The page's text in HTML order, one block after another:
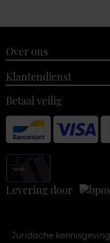
Over ons
Klantendienst
Betaal veilig
Levering door
Juridische kennisgeving